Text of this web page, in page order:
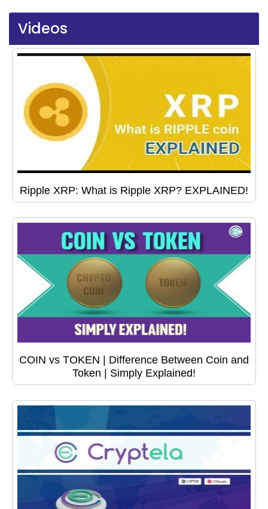
Videos
Ripple XRP: What is Ripple XRP? EXPLAINED!
COIN vs TOKEN | Difference Between Coin and
Token | Simply Explained!